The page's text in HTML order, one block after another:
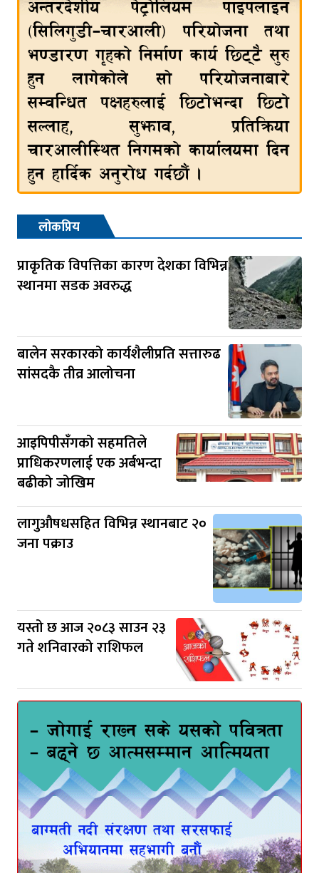
लोकप्रिय
प्राकृतिक विपत्तिका कारण देशका विभिन्न
स्थानमा सडक अवरुद्ध
बालेन सरकारको कार्यशैलीप्रति सत्तारुढ
सांसदकै तीव्र आलोचना
आइपिपीसँगको सहमतिले
प्राधिकरणलाई एक अर्बभन्दा
बढीको जोखिम
लागुऔषधसहित विभिन्न स्थानबाट २०
जना पक्राउ
यस्तो छ आज २०८३ साउन २३
गते शनिवारको राशिफल